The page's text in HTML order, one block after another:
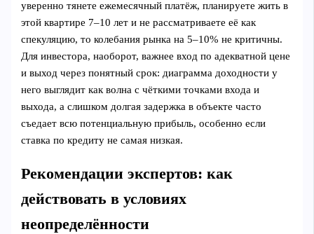
уверенно тянете ежемесячный платёж, планируете жить в
этой квартире 7–10 лет и не рассматриваете её как
спекуляцию, то колебания рынка на 5–10% не критичны.
Для инвестора, наоборот, важнее вход по адекватной цене
и выход через понятный срок: диаграмма доходности у
него выглядит как волна с чёткими точками входа и
выхода, а слишком долгая задержка в объекте часто
съедает всю потенциальную прибыль, особенно если
ставка по кредиту не самая низкая.
Рекомендации экспертов: как
действовать в условиях
неопределённости